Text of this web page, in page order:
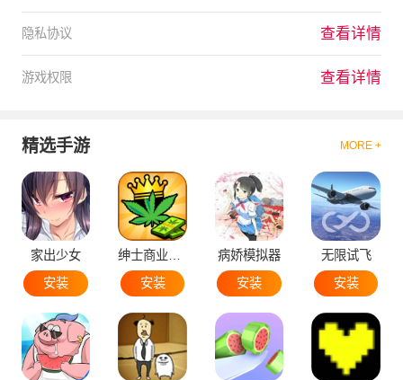
隐私协议 查看详情
游戏权限 查看详情
精选手游 MORE +
家出少女
安装
安装
病娇模拟器
安装
无限试飞
安装